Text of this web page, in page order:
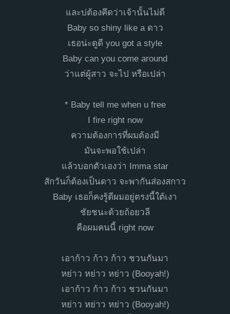
และบ่ต้องคึดว่าเจ้านั้นไม่ดี
Baby so shiny like a ดาว
เธอน่ะดูดี you got a style
Baby can you come around
ว่าแต่ผู้สาว จะไป หรือเปล่า
* Baby tell me when u free
I fire right now
ความต้องการที่ผมต้องมี
มันจะพอใช้เปล่า
แล้วบอกตัวเองว่า Imma star
สักวันก็ต้องเป็นดาว ​จะพากันส่องสกาว
Baby เธอก็คงรู้ดีผมอยู่ตรงนี้ใต้เงา
ชัยชนะด้วยถ้อยวลี
คือผมคนนี้ right now
​เอาก้าว ก้าว ก้าว ชวนกันมา
หย่าว หย่าว หย่าว (Booyah!)
เอาก้าว ก้าว ก้าว ชวนกันมา
หย่าว หย่าว หย่าว (Booyah!)